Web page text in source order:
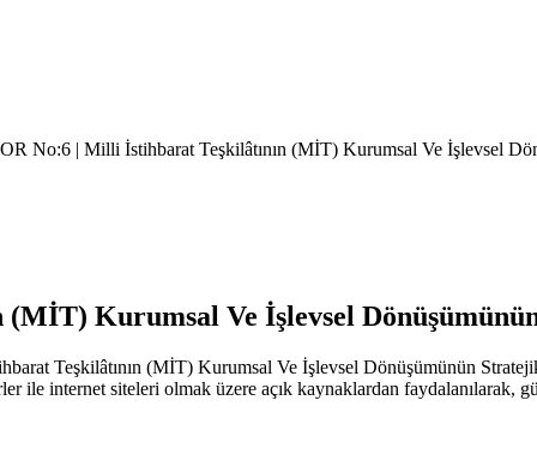
No:6 | Milli İstihbarat Teşkilâtının (MİT) Kurumsal Ve İşlevsel
Kurumsal Ve İşlevsel
Teşkilâtının (MİT) Kurumsal Ve İşlevsel Dönüşümünün
ile internet siteleri olmak üzere açık kaynaklardan faydalanılarak,